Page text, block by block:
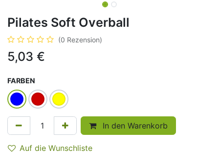
Pilates Soft Overball
(0 Rezension)
5,03 €
FARBEN
In den Warenkorb
Auf die Wunschliste